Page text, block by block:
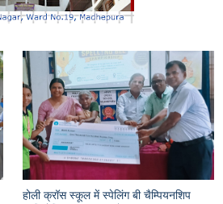
होली क्रॉस स्कूल में स्पेलिंग बी चैम्पियनशिप